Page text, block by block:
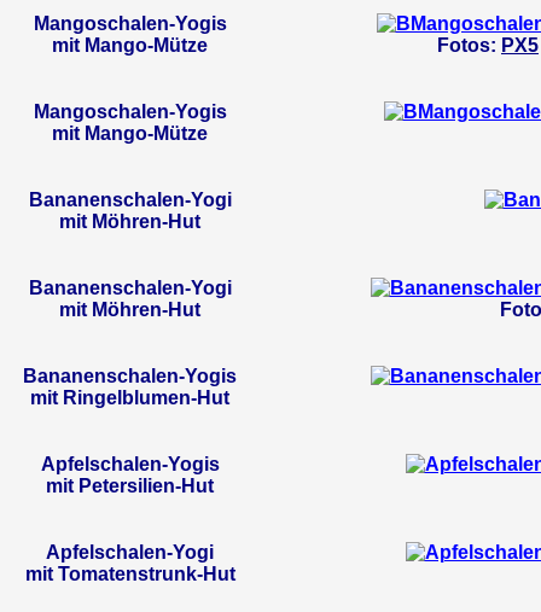
Mangoschalen-Yogis
mit Mango-Mütze
Fotos: PX5
Mangoschalen-Yogis
mit Mango-Mütze
Bananenschalen-Yogi
mit Möhren-Hut
Bananenschalen-Yogi
mit Möhren-Hut
Bananenschalen-Yogis
mit Ringelblumen-Hut
Apfelschalen-Yogis
mit Petersilien-Hut
Apfelschalen-Yogi
mit Tomatenstrunk-Hut